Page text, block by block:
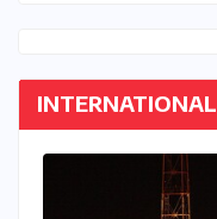
INTERNATIONAL